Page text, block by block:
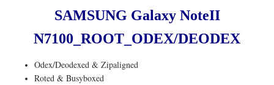
SAMSUNG Galaxy NoteII
N7100_ROOT ODEX/DEODEX
Odex/Deodexed & Zipaligned
Roted & Busyboxed